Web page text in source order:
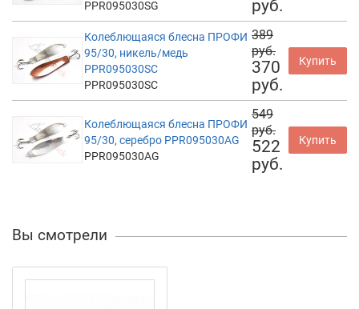
PPR095030SG
руб.
Колеблющаяся блесна ПРОФИ
95/30, никель/медь
PPR095030SC
PPR095030SC
389
руб.
370
руб.
Купить
Колеблющаяся блесна ПРОФИ
95/30, серебро PPR095030AG
PPR095030AG
549
руб.
522
руб.
Купить
Вы смотрели